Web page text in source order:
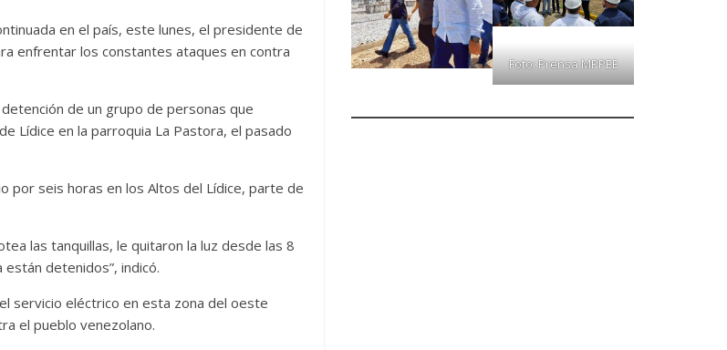
en el país, este lunes, el presidente de
enfrentar los constantes ataques en contra
de un grupo de personas que
Lídice en la parroquia La Pastora, el pasado
por seis horas en los Altos del Lídice, parte de
las tanquillas, le quitaron la luz desde las 8
detenidos”, indicó.
servicio eléctrico en esta zona del oeste
el pueblo venezolano.
Foto: Prensa MPPEE